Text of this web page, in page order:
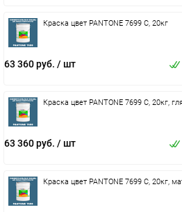
Краска цвет PANTONE 7699 C, 20кг
63 360 руб. / шт
Краска цвет PANTONE 7699 C, 20кг,
63 360 руб. / шт
Краска цвет PANTONE 7699 C, 20кг,